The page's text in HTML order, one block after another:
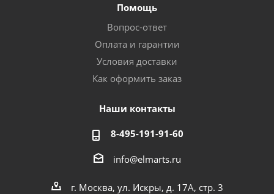
Помощь
Вопрос-ответ
Оплата и гарантии
Условия доставки
Как оформить заказ
Наши контакты
8-495-191-91-60
info@elmarts.ru
г. Москва, ул. Искры, д. 17А, стр. 3